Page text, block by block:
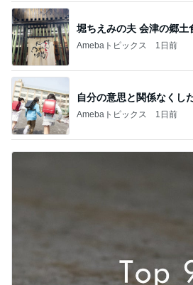
堀ちえみの夫 会津の郷土
Amebaトピックス 1日前
自分の意思と関係なくし
Amebaトピックス 1日前